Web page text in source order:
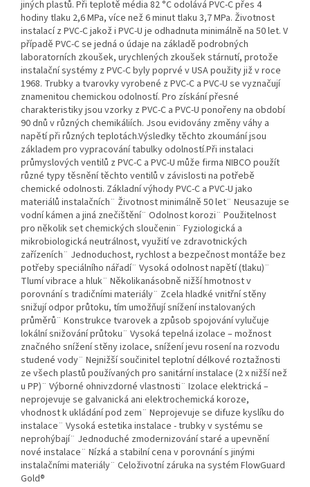
jiných plastů. Při teplotě média 82 °C odolává PVC-C přes 4
hodiny tlaku 2,6 MPa, více než 6 minut tlaku 3,7 MPa. Životnost
instalací z PVC-C jakož i PVC-U je odhadnuta minimálně na 50 let. V
případě PVC-C se jedná o údaje na základě podrobných
laboratorních zkoušek, urychlených zkoušek stárnutí, protože
instalační systémy z PVC-C byly poprvé v USA použity již v roce
1968. Trubky a tvarovky vyrobené z PVC-C a PVC-U se vyznačují
znamenitou chemickou odolností. Pro získání přesné
charakteristiky jsou vzorky z PVC-C a PVC-U ponořeny na období
90 dnů v různých chemikáliích. Jsou evidovány změny váhy a
napětí při různých teplotách.Výsledky těchto zkoumání jsou
základem pro vypracování tabulky odolností.Při instalaci
průmyslových ventilů z PVC-C a PVC-U může firma NIBCO použít
různé typy těsnění těchto ventilů v závislosti na potřebě
chemické odolnosti. Základní výhody PVC-C a PVC-U jako
materiálů instalačních¨ Životnost minimálně 50 let¨ Neusazuje se
vodní kámen a jiná znečištění¨ Odolnost korozi¨ Použitelnost
pro několik set chemických sloučenin¨ Fyziologická a
mikrobiologická neutrálnost, využití ve zdravotnických
zařízeních¨ Jednoduchost, rychlost a bezpečnost montáže bez
potřeby speciálního nářadí¨ Vysoká odolnost napětí (tlaku)¨
Tlumí vibrace a hluk¨ Několikanásobně nižší hmotnost v
porovnání s tradičními materiály¨ Zcela hladké vnitřní stěny
snižují odpor průtoku, tím umožňují snížení instalovaných
průměrů¨ Konstrukce tvarovek a způsob spojování vylučuje
lokální snižování průtoku¨ Vysoká tepelná izolace – možnost
značného snížení stěny izolace, snížení jevu rosení na rozvodu
studené vody¨ Nejnižší součinitel teplotní délkové roztažnosti
ze všech plastů používaných pro sanitární instalace (2 x nižší než
u PP)¨ Výborné ohnivzdorné vlastnosti¨ Izolace elektrická –
neprojevuje se galvanická ani elektrochemická koroze,
vhodnost k ukládání pod zem¨ Neprojevuje se difuze kyslíku do
instalace¨ Vysoká estetika instalace - trubky v systému se
neprohýbají¨ Jednoduché zmodernizování staré a upevnění
nové instalace¨ Nízká a stabilní cena v porovnání s jinými
instalačními materiály¨ Celoživotní záruka na systém FlowGuard
Gold®